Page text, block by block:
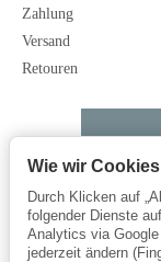
Zahlung
Versand
Retouren
Wie wir
Durch Klicken auf
folgender Dienste
Analytics via
jederzeit ändern